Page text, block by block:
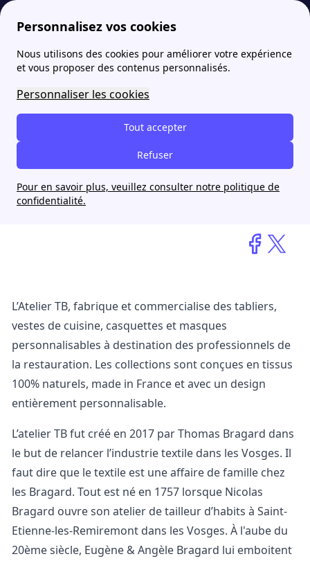
Personnalisez vos cookies
Nous utilisons des cookies pour améliorer votre expérience
et vous proposer des contenus personnalisés.
Personnaliser les cookies
Tout accepter
Refuser
Pour en savoir plus, veuillez consulter notre politique de
confidentialité.
papernest blog Le savoir-faire vosgien au service des chefs - Atelier TB
Le savoir-faire vosgien au
service des chefs - Atelier
TB
Virgile Fanucci
L’Atelier TB, fabrique et commercialise des tabliers,
vestes de cuisine, casquettes et masques
personnalisables à destination des professionnels de
la restauration. Les collections sont conçues en tissus
100% naturels, made in France et avec un design
entièrement personnalisable.
L’atelier TB fut créé en 2017 par Thomas Bragard dans
le but de relancer l’industrie textile dans les Vosges. Il
faut dire que le textile est une affaire de famille chez
les Bragard. Tout est né en 1757 lorsque Nicolas
Bragard ouvre son atelier de tailleur d’habits à Saint-
Etienne-les-Remiremont dans les Vosges. À l'aube du
20ème siècle, Eugène & Angèle Bragard lui emboitent